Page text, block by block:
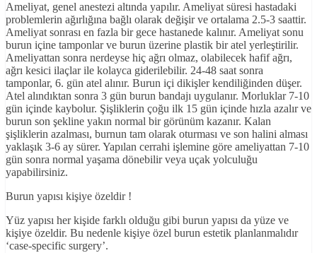
Ameliyat, genel anestezi altında yapılır. Ameliyat süresi hastadaki
problemlerin ağırlığına bağlı olarak değişir ve ortalama 2.5-3 saattir.
Ameliyat sonrası en fazla bir gece hastanede kalınır. Ameliyat sonu
burun içine tamponlar ve burun üzerine plastik bir atel yerleştirilir.
Ameliyattan sonra nerdeyse hiç ağrı olmaz, olabilecek hafif ağrı,
ağrı kesici ilaçlar ile kolayca giderilebilir. 24-48 saat sonra
tamponlar, 6. gün atel alınır. Burun içi dikişler kendiliğinden düşer.
Atel alındıktan sonra 3 gün burun bandajı uygulanır. Morluklar 7-10
gün içinde kaybolur. Şişliklerin çoğu ilk 15 gün içinde hızla azalır ve
burun son şekline yakın normal bir görünüm kazanır. Kalan
şişliklerin azalması, burnun tam olarak oturması ve son halini alması
yaklaşık 3-6 ay sürer. Yapılan cerrahi işlemine göre ameliyattan 7-10
gün sonra normal yaşama dönebilir veya uçak yolculuğu
yapabilirsiniz.
Burun yapısı kişiye özeldir !
Yüz yapısı her kişide farklı olduğu gibi burun yapısı da yüze ve
kişiye özeldir. Bu nedenle kişiye özel burun estetik planlanmalıdır
‘case-specific surgery’.